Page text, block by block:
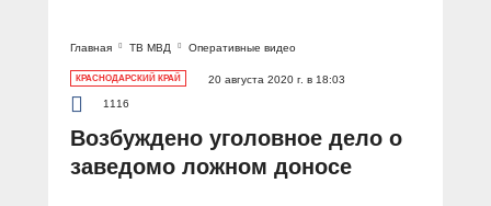
Главная ТВ МВД Оперативные видео
КРАСНОДАРСКИЙ КРАЙ
20 августа 2020 г. в 18:03
1116
Возбуждено уголовное дело о
заведомо ложном доносе